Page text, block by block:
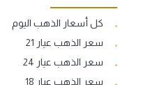
كل أسعار الذهب اليوم
سعر الذهب عيار 21
سعر الذهب عيار 24
سعر الذهب عيار 18